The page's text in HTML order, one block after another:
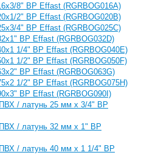
8" ВР Effast (RGRBOG016A)
2" ВР Effast (RGRBOG020B)
4" ВР Effast (RGRBOG025C)
ВР Effast (RGRBOG032D)
1/4" ВР Effast (RGRBOG040E)
1/2" ВР Effast (RGRBOG050F)
ВР Effast (RGRBOG063G)
1/2" ВР Effast (RGRBOG075H)
ВР Effast (RGRBOG090I)
/ латунь 25 мм x 3/4" ВР
/ латунь 32 мм x 1" ВР
/ латунь 40 мм x 1 1/4" ВР